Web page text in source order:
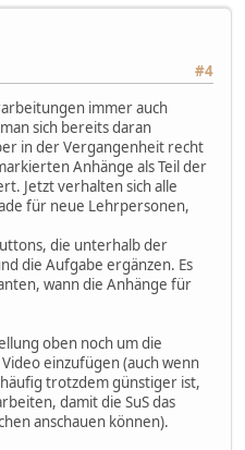
#4
immer auch
sich bereits daran
in der Vergangenheit recht
Anhänge als Teil der
Jetzt verhalten sich alle
für neue Lehrpersonen,
die unterhalb der
die Aufgabe ergänzen. Es
wann die Anhänge für
oben noch um die
einzufügen (auch wenn
trotzdem günstiger ist,
damit die SuS das
anschauen können).